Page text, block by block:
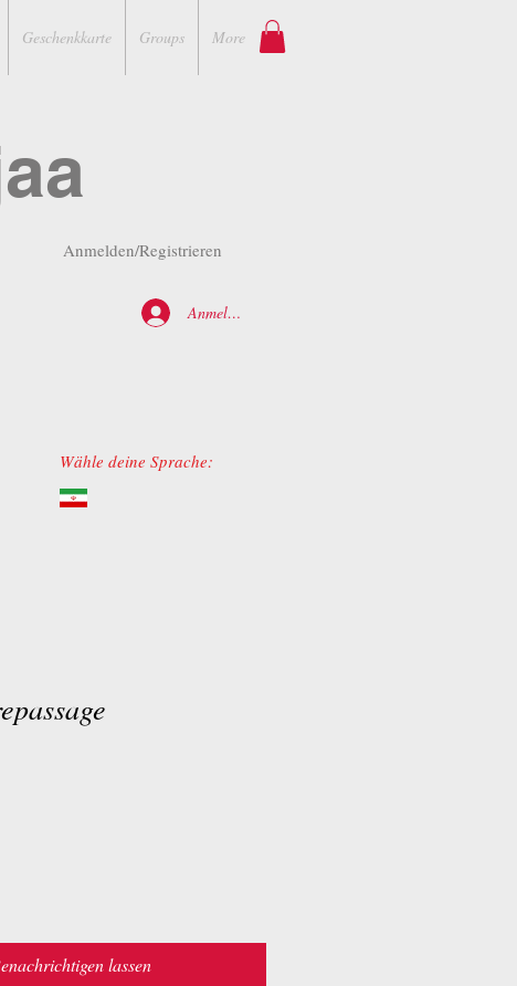
Geschenkkarte Groups More
Anmelden/Registrieren
Anmelden
Wähle deine Sprache:
lassen